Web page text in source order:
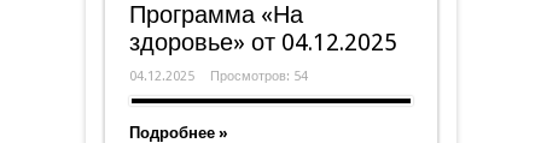
Программа «На
здоровье» от 04.12.2025
04.12.2025 Просмотров: 54
Подробнее »